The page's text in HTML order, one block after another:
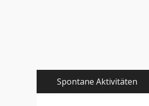
Primäres
Menü
zum
Spontane Aktivitäten